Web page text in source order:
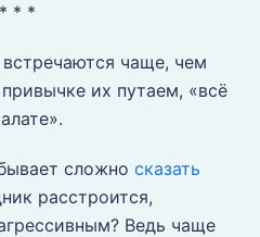
* * *
чаще, чем
их путаем, «всё
сложно сказать
расстроится,
Ведь чаще